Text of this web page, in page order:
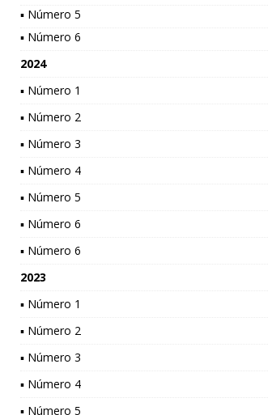
▪ Número 5
▪ Número 6
2024
▪ Número 1
▪ Número 2
▪ Número 3
▪ Número 4
▪ Número 5
▪ Número 6
▪ Número 6
2023
▪ Número 1
▪ Número 2
▪ Número 3
▪ Número 4
▪ Número 5